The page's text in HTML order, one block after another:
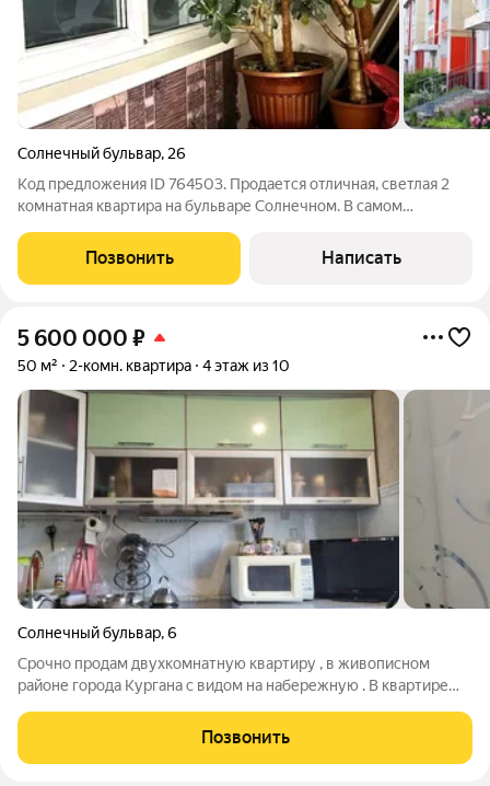
Солнечный бульвар, 26
Код предложения ID 764503. Продается отличная, светлая 2
комнатная квартира на бульваре Солнечном. В самом
место для проживания.В шаговой доступности детские сады.
школа, набережная, пляж.
Позвонить Написать
5 600 000 ₽
50 м² 2-комн. квартира 4 этаж из 10
Солнечный бульвар,6
Срочно продам двухкомнатную квартиру , в живописном
районе города Кургана с видом на набережную . В квартире
просторная, на полу ламинат, окна ПВХ, балкон обшит, санузел
раздельный, в ванной
Позвонить